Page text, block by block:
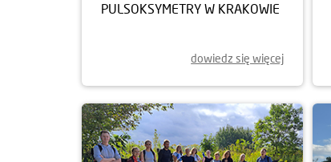
PULSOKSYMETRY W KRAKOWIE
dowiedz się więcej